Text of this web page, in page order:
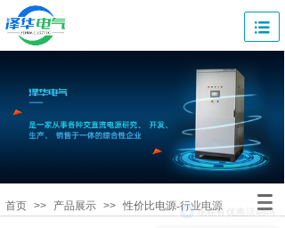
首页 >> 产品展示 >> 性价比电源-行业电源现在有优惠活动吗